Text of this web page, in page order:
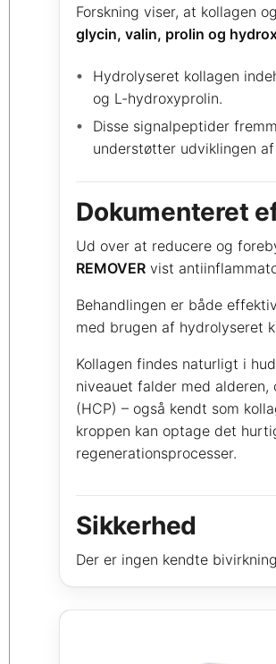
Forskning viser, at kollagen
glycin, valin, prolin og
Hydrolyseret kollagen
og L-hydroxyprolin.
Disse signalpeptider
understøtter udviklingen
Dokumenteret
Ud over at reducere og
REMOVER vist
Behandlingen er både
med brugen af hydrolyseret
Kollagen findes naturligt i
niveauet falder med
(HCP) – også kendt som
kroppen kan optage det
regenerationsprocesser.
Sikkerhed
Der er ingen kendte